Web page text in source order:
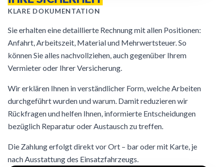
KLARE DOKUMENTATION
Sie erhalten eine detaillierte Rechnung mit allen Positionen:
Anfahrt, Arbeitszeit, Material und Mehrwertsteuer. So
können Sie alles nachvollziehen, auch gegenüber Ihrem
Vermieter oder Ihrer Versicherung.
Wir erklären Ihnen in verständlicher Form, welche Arbeiten
durchgeführt wurden und warum. Damit reduzieren wir
Rückfragen und helfen Ihnen, informierte Entscheidungen
bezüglich Reparatur oder Austausch zu treffen.
Die Zahlung erfolgt direkt vor Ort – bar oder mit Karte, je
nach Ausstattung des Einsatzfahrzeugs.